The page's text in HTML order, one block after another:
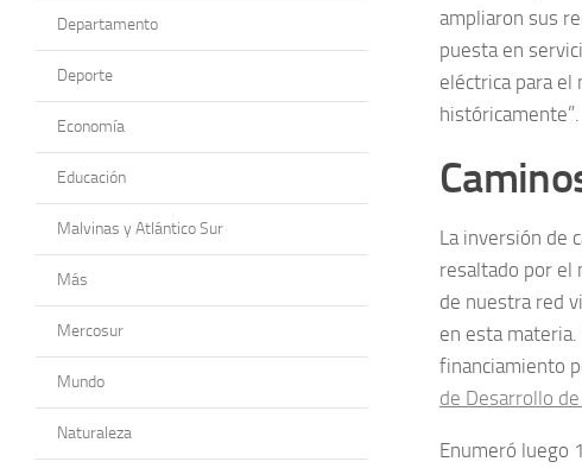
ampliaron sus
puesta en
eléctrica para el
históricamente”.
La inversión de
resaltado por el
de nuestra red
en esta
financiamiento
de Desarrollo
Enumeró luego
Departamento
Deporte
Economía
Educación
Malvinas y Atlántico Sur
Más
Mercosur
Mundo
Naturaleza